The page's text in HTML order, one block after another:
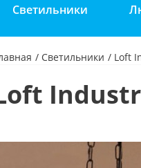
Светильники
Светильники Loft